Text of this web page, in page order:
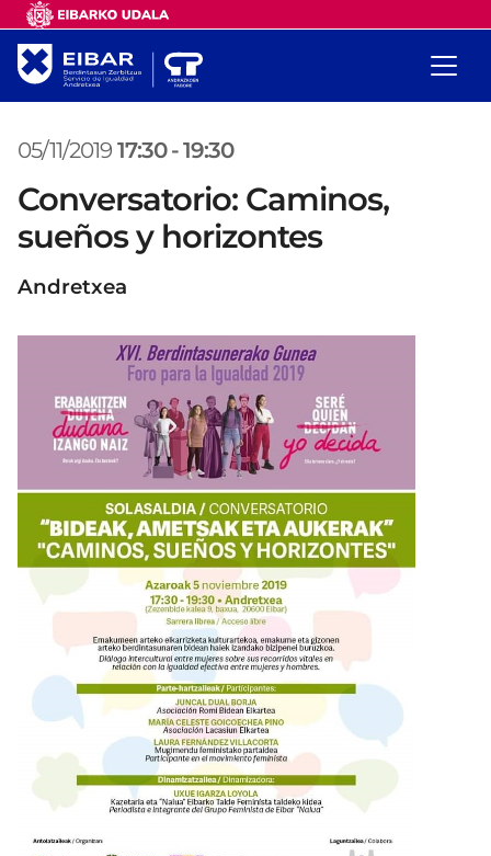
05/11/2019 17:30 -19:30
Conversatorio: Caminos,
sueños y horizontes
Andretxea